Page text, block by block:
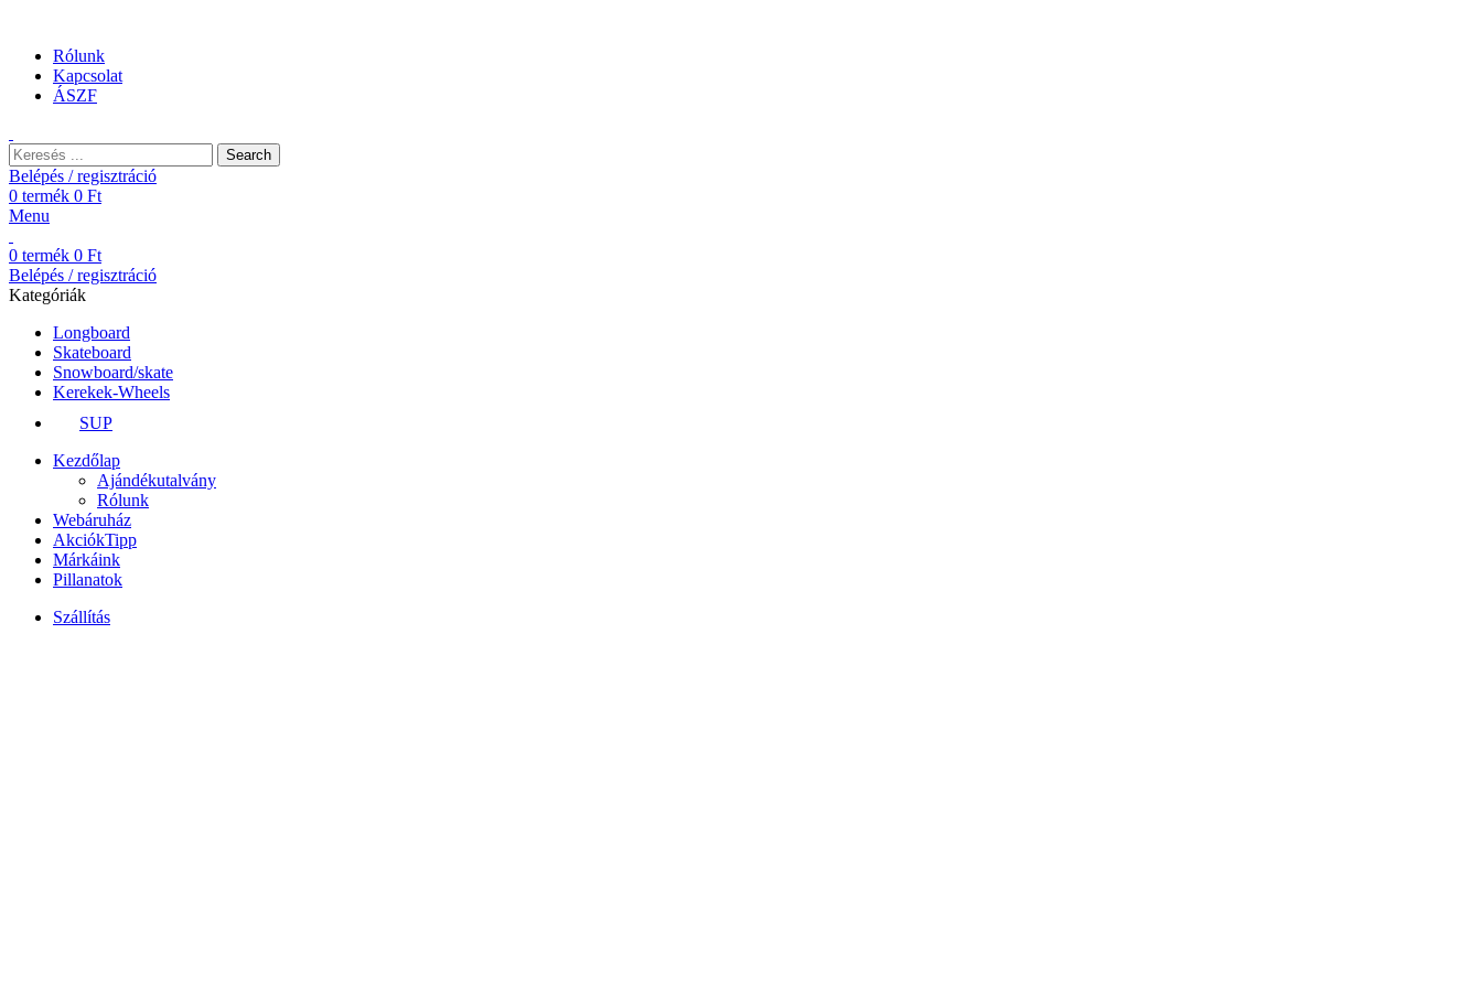
Rólunk
Kapcsolat
ÁSZF
Search
Belépés / regisztráció
0 termék 0 Ft
Menu
0 termék 0 Ft
Belépés / regisztráció
Kategóriák
Longboard
Skateboard
Snowboard/skate
Kerekek-Wheels
SUP
Kezdőlap
Ajándékutalvány
Rólunk
Webáruház
AkciókTipp
Márkáink
Pillanatok
Szállítás